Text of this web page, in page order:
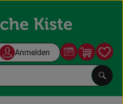
Anmelden
öffnen oder